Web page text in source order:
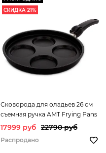
СКИДКА 21%
Сковорода для оладьев 26 см
съемная ручка AMT Frying Pans
арт. AMT I-226
17999 руб 22790 руб
Распродано